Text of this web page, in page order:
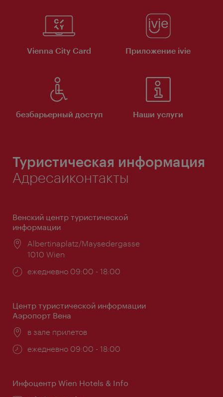
Vienna City Card Приложение ivie
безбарьерный доступ Наши услуги
Туристическая информация
Адресаиконтакты
Венский центр туристической
информации
Расположение:
Albertinaplatz/Maysedergasse
1010 Wien
Часы
ежедневно 09:00 - 18:00
Центр туристической информации
Аэропорт Вена
Расположение:
в зале прилетов
Часы
ежедневно 09:00 - 18:00
Инфоцентр Wien Hotels & Info